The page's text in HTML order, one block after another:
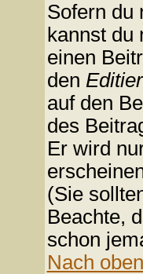
Sofern du
kannst du
einen
den
auf den
des
Er wird
(Sie
Beachte,
schon
Nach oben